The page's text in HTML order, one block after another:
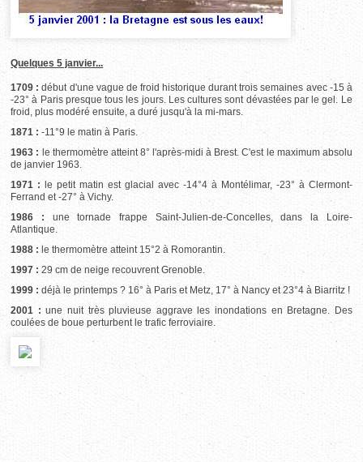
Quelques 5 janvier...
1709 : début d'une vague de froid historique durant trois semaines avec -15 à
-23° à Paris presque tous les jours. Les cultures sont dévastées par le gel. Le
froid, plus modéré ensuite, a duré jusqu'à la mi-mars.
1871 : -11°9 le matin à Paris.
1963 : le thermomètre atteint 8° l'après-midi à Brest. C'est le maximum absolu
de janvier 1963.
1971 : le petit matin est glacial avec -14°4 à Montélimar, -23° à Clermont-
Ferrand et -27° à Vichy.
1986 : une tornade frappe Saint-Julien-de-Concelles, dans la Loire-
Atlantique.
1988 : le thermomètre atteint 15°2 à Romorantin.
1997 : 29 cm de neige recouvrent Grenoble.
1999 : déjà le printemps ? 16° à Paris et Metz, 17° à Nancy et 23°4 à Biarritz !
2001 : une nuit très pluvieuse aggrave les inondations en Bretagne. Des
coulées de boue perturbent le trafic ferroviaire.